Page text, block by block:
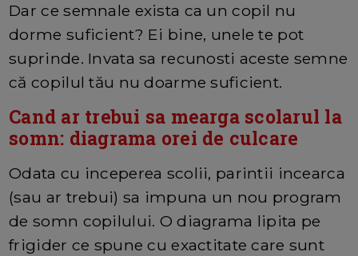
Dar ce semnale exista ca un copil nu
dorme suficient? Ei bine, unele te pot
suprinde. Invata sa recunosti aceste semne
că copilul tău nu doarme suficient.
Cand ar trebui sa mearga scolarul la
somn: diagrama orei de culcare
Odata cu inceperea scolii, parintii incearca
(sau ar trebui) sa impuna un nou program
de somn copilului. O diagrama lipita pe
frigider ce spune cu exactitate care sunt